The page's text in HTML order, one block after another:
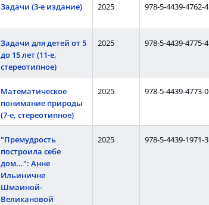
Задачи (3-е издание) 2025 978-5-4439-4762-4
Задачи для детей от 5
до 15 лет (11-е,
стереотипное)
2025 978-5-4439-4775-4
Математическое
понимание природы
(7-е, стереотипное)
2025 978-5-4439-4773-0
"Премудрость
построила себе
дом...": Анне
Ильиничне
Шмаиной-
Великановой
2025 978-5-4439-1971-3